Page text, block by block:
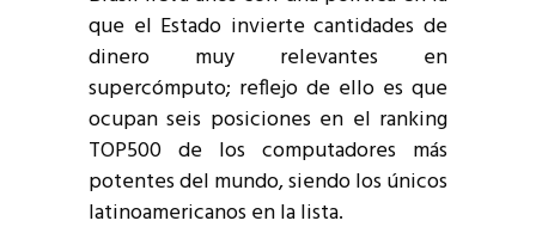
que el Estado invierte cantidades de
dinero muy relevantes en
supercómputo; reflejo de ello es que
ocupan seis posiciones en el ranking
TOP500 de los computadores más
potentes del mundo, siendo los únicos
latinoamericanos en la lista.